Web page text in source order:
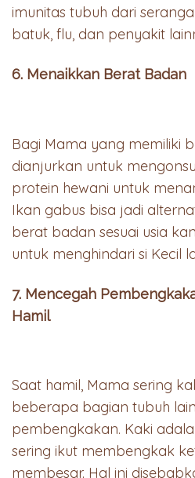
imunitas tubuh dari
batuk, flu, dan penyakit
6. Menaikkan Berat Badan
Bagi Mama yang memiliki
dianjurkan untuk
protein hewani untuk
Ikan gabus bisa jadi
berat badan sesuai usia
untuk menghindari si Kecil
7. Mencegah
Hamil
Saat hamil, Mama sering
beberapa bagian tubuh
pembengkakan. Kaki
sering ikut membengkak
membesar. Hal ini